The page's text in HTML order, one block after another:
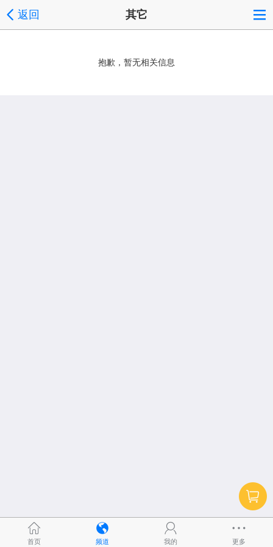
返回 其它
抱歉，暂无相关信息
首页 频道 我的 更多